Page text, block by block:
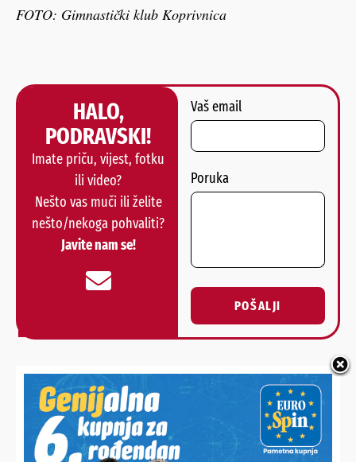
FOTO: Gimnastički klub Koprivnica
HALO,
PODRAVSKI!
Imate priču, vijest, fotku
ili video?
Nešto vas muči ili želite
nešto/nekoga pohvaliti?
Javite nam se!
Vaš email
Poruka
POŠALJI
Alternative:
NAJNOVIJE VIJESTI